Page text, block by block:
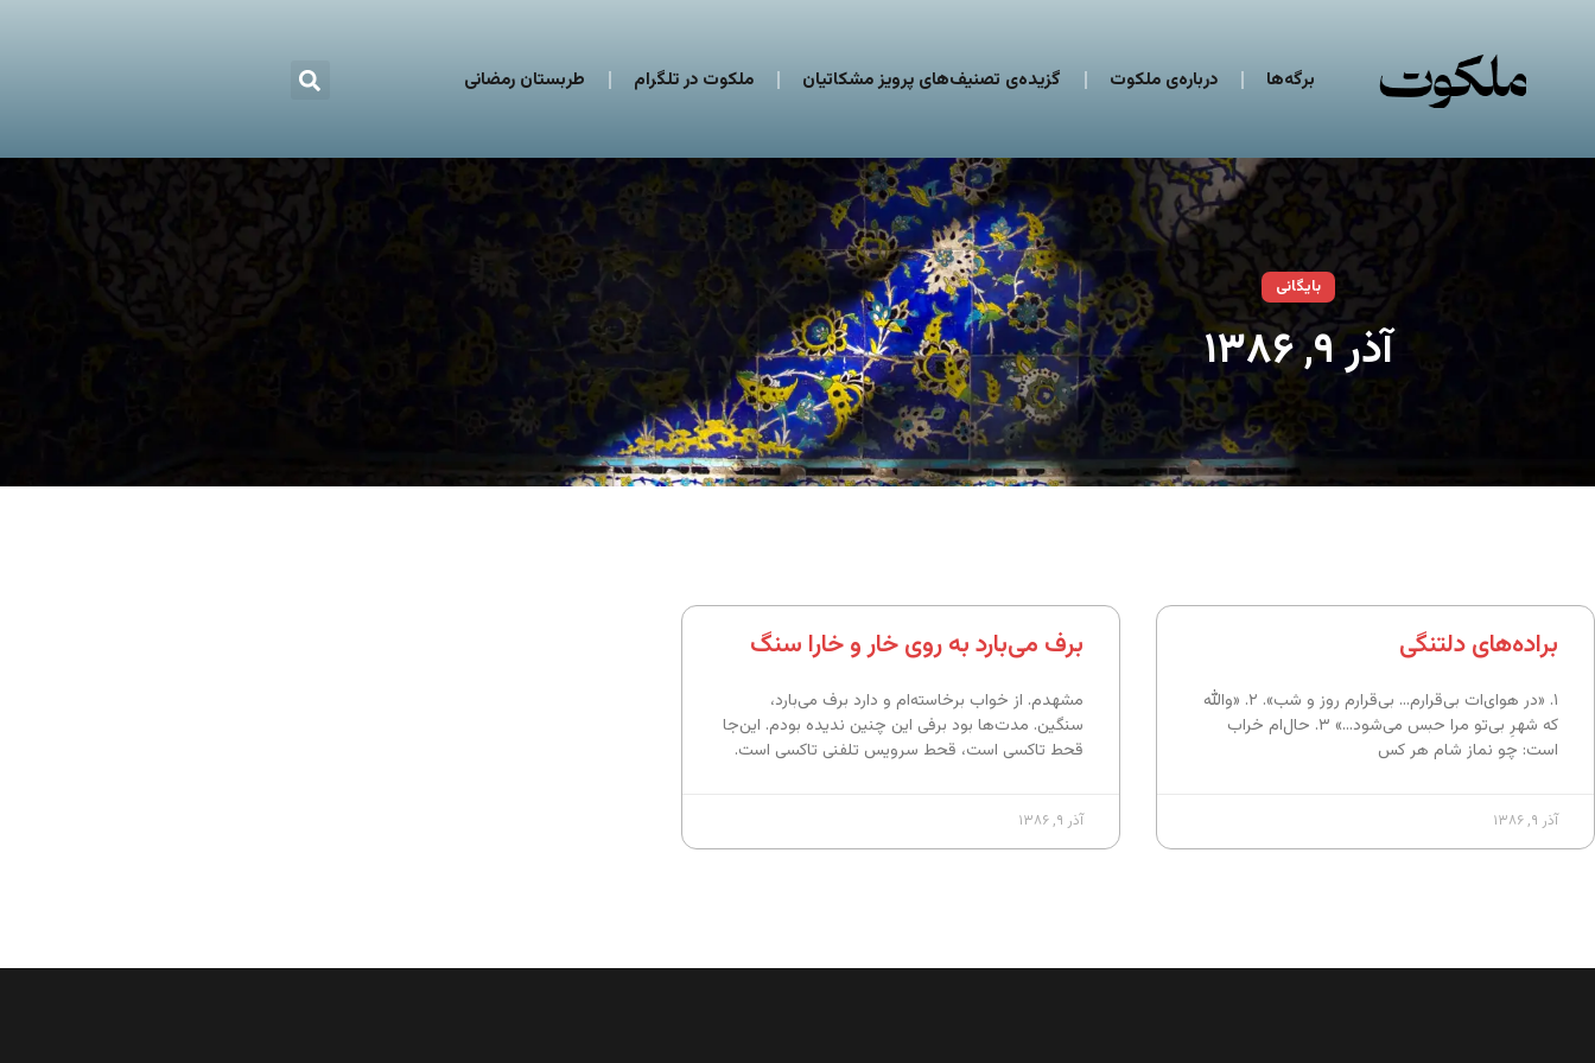
برگه‌ها درباره‌ی ملکوت گزیده‌ی تصنیف‌های پرویز مشکاتیان ملکوت در تلگرام طربستان رمضانی
بایگانی
آذر ۹, ۱۳۸۶
براده‌های دلتنگی
۱. «در هوای‌ات بی‌قرارم… بی‌قرارم روز و شب». ۲. «والله
که شهرِ بی‌تو مرا حبس می‌شود…» ۳. حال‌ام خراب
است: چو نماز شام هر کس
آذر ۹, ۱۳۸۶
برف می‌بارد به روی خار و خارا سنگ
مشهدم. از خواب برخاسته‌ام و دارد برف می‌بارد،
سنگین. مدت‌ها بود برفی این چنین ندیده بودم. این‌جا
قحط تاکسی است، قحط سرویس تلفنی تاکسی است.
آذر ۹, ۱۳۸۶